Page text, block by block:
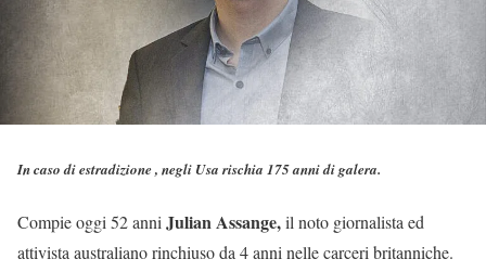
In caso di estradizione , negli Usa rischia 175 anni di galera.
Compie oggi 52 anni Julian Assange,il noto giornalista ed
attivista australiano rinchiuso da 4 anni nelle carceri britanniche.